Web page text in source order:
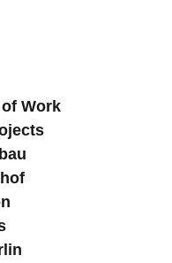
Work